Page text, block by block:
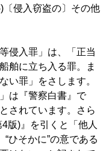
〔侵入窃盗の〕その他
侵入罪」は、「正当
舶に立ち入る罪。ま
い罪」をさします。
は『警察白書』で
されています。さら
版)』を引くと「他人
ひそかに”の意である